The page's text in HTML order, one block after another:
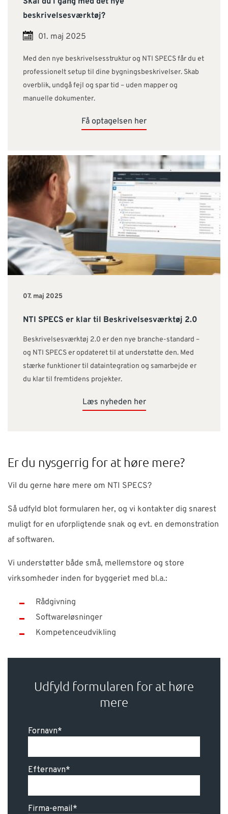
beskrivelsesværktøj?
01. maj 2025
Med den nye beskrivelsesstruktur og NTI SPECS får du et
professionelt setup til dine bygningsbeskrivelser. Skab
overblik, undgå fejl og spar tid – uden mapper og
manuelle dokumenter.
Få optagelsen her
07. maj 2025
NTI SPECS er klar til Beskrivelsesværktøj 2.0
Beskrivelsesværktøj 2.0 er den nye branche-standard –
og NTI SPECS er opdateret til at understøtte den. Med
stærke funktioner til dataintegration og samarbejde er
du klar til fremtidens projekter.
Læs nyheden her
Er du nysgerrig for at høre mere?
Vil du gerne høre mere om NTI SPECS?
Så udfyld blot formularen her, og vi kontakter dig snarest
muligt for en uforpligtende snak og evt. en demonstration
af softwaren.
Vi understøtter både små, mellemstore og store
virksomheder inden for byggeriet med bl.a.:
Rådgivning
Softwareløsninger
Kompetenceudvikling
Udfyld formularen for at høre
mere